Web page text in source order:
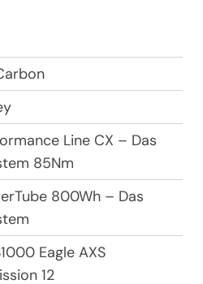
Line CX – Das
85Nm
800Wh – Das
Eagle AXS
12